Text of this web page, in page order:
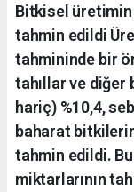
Bitkisel üretimin
tahmin edildi
tahmininde bir
tahıllar ve
hariç) %10,4,
baharat
tahmin edildi.
miktarlarının